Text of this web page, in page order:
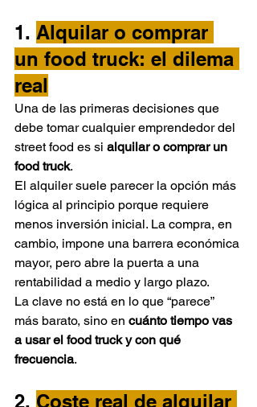
1. Alquilar o comprar
un food truck: el dilema
real
Una de las primeras decisiones que
debe tomar cualquier emprendedor del
street food es si alquilar o comprar un
food truck.
El alquiler suele parecer la opción más
lógica al principio porque requiere
menos inversión inicial. La compra, en
cambio, impone una barrera económica
mayor, pero abre la puerta a una
rentabilidad a medio y largo plazo.
La clave no está en lo que “parece”
más barato, sino en cuánto tiempo vas
a usar el food truck y con qué
frecuencia.
2. Coste real de alquilar